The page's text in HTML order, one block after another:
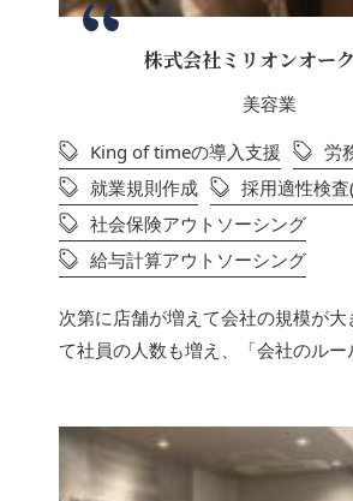
株式会社ミリオンオー
美容業
King of timeの導入支援
労
就業規則作成
採用適性検査
社会保険アウトソーシング
給与計算アウトソーシング
次第に店舗が増えて会社の規模が
て社員の人数も増え、「会社のルー